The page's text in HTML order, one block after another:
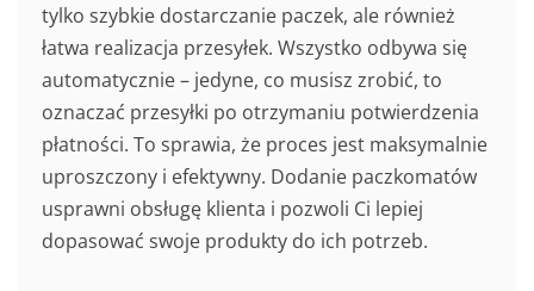
tylko szybkie dostarczanie paczek, ale również
łatwa realizacja przesyłek. Wszystko odbywa się
automatycznie – jedyne, co musisz zrobić, to
oznaczać przesyłki po otrzymaniu potwierdzenia
płatności. To sprawia, że proces jest maksymalnie
uproszczony i efektywny. Dodanie paczkomatów
usprawni obsługę klienta i pozwoli Ci lepiej
dopasować swoje produkty do ich potrzeb.